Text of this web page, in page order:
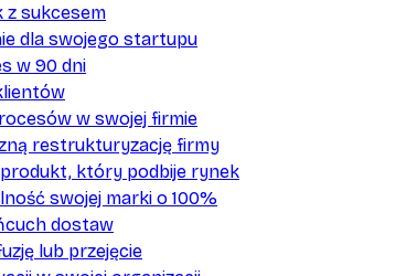
z sukcesem
dla swojego startupu
w 90 dni
w swojej firmie
restrukturyzację firmy
który podbije rynek
swojej marki o 100%
dostaw
lub przejęcie